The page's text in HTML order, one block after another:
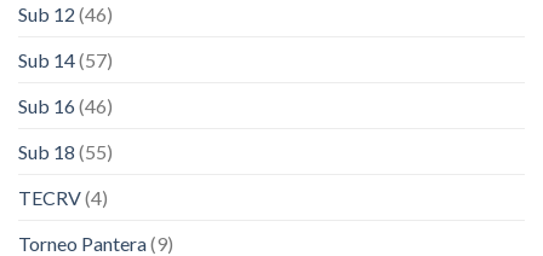
Sub 12 (46)
Sub 14(57)
Sub 16(46)
Sub 18 (55)
TECRV(4)
Torneo Pantera(9)